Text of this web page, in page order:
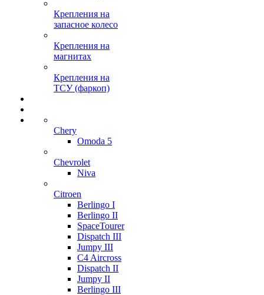
Крепления на
запасное колесо
Крепления на
магнитах
Крепления на
ТСУ (фаркоп)
Chery
Omoda 5
Chevrolet
Niva
Citroen
Berlingo I
Berlingo II
SpaceTourer
Dispatch III
Jumpy III
C4 Aircross
Dispatch II
Jumpy II
Berlingo III